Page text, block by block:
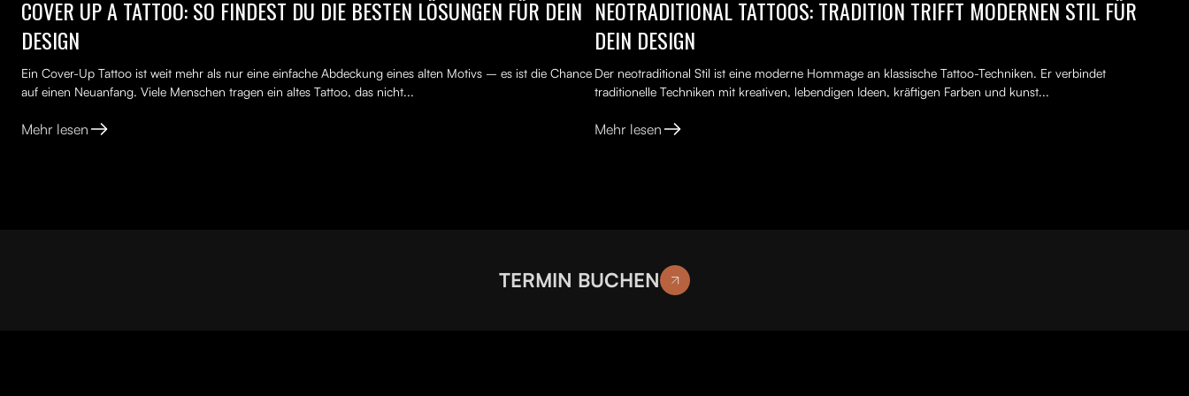
COVER UP A TATTOO: SO FINDEST DU DIE BESTEN LÖSUNGEN FÜR DEIN
DESIGN
Ein Cover-Up Tattoo ist weit mehr als nur eine einfache Abdeckung eines alten Motivs – es ist die Chance
auf einen Neuanfang. Viele Menschen tragen ein altes Tattoo, das nicht...
Mehr lesen
NEOTRADITIONAL TATTOOS: TRADITION TRIFFT MODERNEN STIL FÜR
DEIN DESIGN
Der neotraditional Stil ist eine moderne Hommage an klassische Tattoo-Techniken. Er verbindet
traditionelle Techniken mit kreativen, lebendigen Ideen, kräftigen Farben und kunst...
Mehr lesen
TERMIN BUCHEN